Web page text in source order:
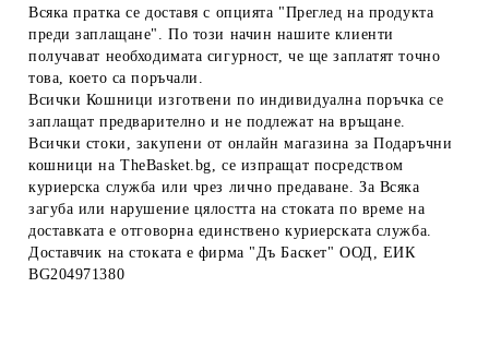
Всяка пратка се доставя с опцията "Преглед на продукта
преди заплащане". По този начин нашите клиенти
получават необходимата сигурност, че ще заплатят точно
това, което са поръчали.
Всички Кошници изготвени по индивидуална поръчка се
заплащат предварително и не подлежат на връщане.
Всички стоки, закупени от онлайн магазина за Подаръчни
кошници на TheBasket.bg, се изпращат посредством
куриерска служба или чрез лично предаване. За Всяка
загуба или нарушение цялостта на стоката по време на
доставката е отговорна единствено куриерската служба.
Доставчик на стоката е фирма "Дъ Баскет" ООД, ЕИК
BG204971380